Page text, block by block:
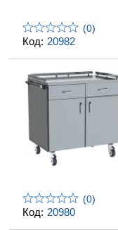
Код: 20982
(0)
Код: 20980
(0)